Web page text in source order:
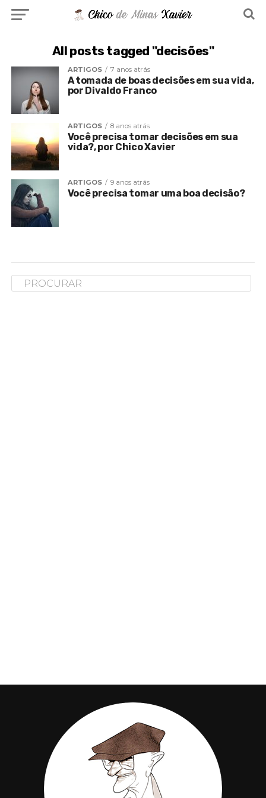
All posts tagged "decisões"
ARTIGOS 7 anos atrás
A tomada de boas decisões em sua vida,
por Divaldo Franco
ARTIGOS 8 anos atrás
Você precisa tomar decisões em sua
vida?, por Chico Xavier
ARTIGOS 9 anos atrás
Você precisa tomar uma boa decisão?